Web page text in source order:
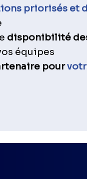
priorisés et
disponibilité
équipes
pour